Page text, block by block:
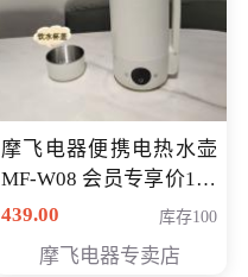
摩飞电器便携电热水壶
MF-W08 会员专享价198
元
439.00 库存100
摩飞电器专卖店